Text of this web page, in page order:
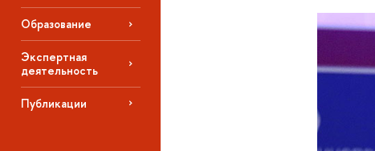
Образование
Экспертная
деятельность
Публикации